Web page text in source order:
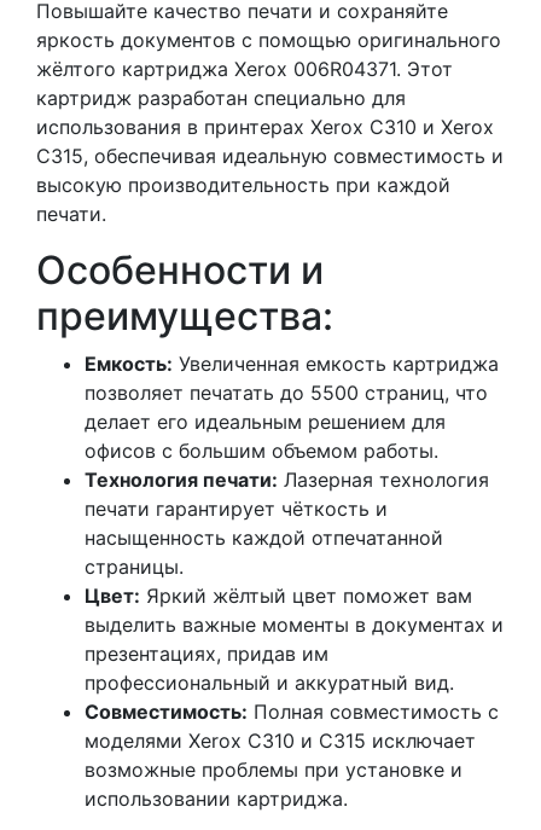
Повышайте качество печати и сохраняйте
яркость документов с помощью оригинального
жёлтого картриджа Xerox 006R04371. Этот
картридж разработан специально для
использования в принтерах Xerox C310 и Xerox
C315, обеспечивая идеальную совместимость и
высокую производительность при каждой
печати.
Особенности и
преимущества:
Емкость: Увеличенная емкость картриджа
позволяет печатать до 5500 страниц, что
делает его идеальным решением для
офисов с большим объемом работы.
Технология печати: Лазерная технология
печати гарантирует чёткость и
насыщенность каждой отпечатанной
страницы.
Цвет: Яркий жёлтый цвет поможет вам
выделить важные моменты в документах и
презентациях, придав им
профессиональный и аккуратный вид.
Совместимость: Полная совместимость с
моделями Xerox C310 и C315 исключает
возможные проблемы при установке и
использовании картриджа.